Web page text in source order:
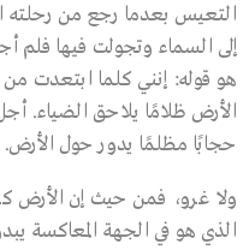
التعيس بعدما رجع من رحلته
إلى السماء وتجولت فيها فلم
هو قوله: إنني كلما ابتعدت
الأرض ظلامًا يلاحق الضياء.
حجابًا مظلمًا يدور حول الأرض.
ولا غرو، فمن حيث إن الأرض
الذي هو في الجهة المعاكسة